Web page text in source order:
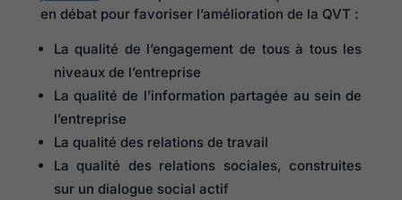
en débat pour favoriser l’amélioration de la QVT :
La qualité de l’engagement de tous à tous les
niveaux de l’entreprise
La qualité de l’information partagée au sein de
l’entreprise
La qualité des relations de travail
La qualité des relations sociales, construites
sur un dialogue social actif